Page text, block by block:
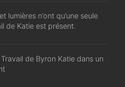
lumières n’ont qu’une seule
de Katie est présent.
de Byron Katie dans un